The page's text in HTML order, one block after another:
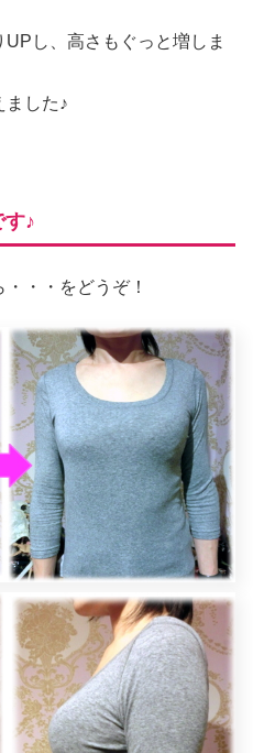
し、高さもぐっと増しま
ました♪
♪
・・をどうぞ！